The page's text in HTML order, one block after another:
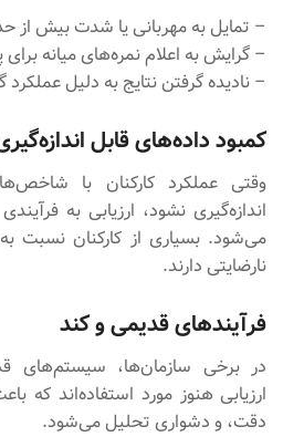
– تمایل به مهربانی یا شدت بیش از
– گرایش به اعلام نمره‌های میانه
– نادیده گرفتن نتایج به دلیل
کمبود داده‌های قابل
وقتی عملکرد کارکنان با
اندازه‌گیری نشود، ارزیابی به
می‌شود. بسیاری از کارکنان نسبت
نارضایتی دارند.
فرآیندهای قدیمی و کند
در برخی سازمان‌ها، سیستم‌های
ارزیابی هنوز مورد استفاده‌اند که
دقت، و دشواری تحلیل می‌شود.